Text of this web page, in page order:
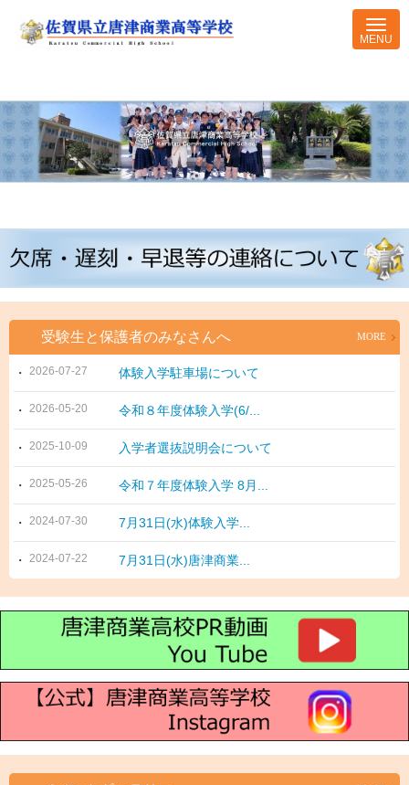
受験生と保護者のみなさんへ MORE
2026-07-27 体験入学駐車場について
2026-05-20 令和８年度体験入学(6/...
2025-10-09 入学者選抜説明会について
2025-05-26 令和７年度体験入学 8月...
2024-07-30 7月31日(水)体験入学...
2024-07-22 7月31日(水)唐津商業...